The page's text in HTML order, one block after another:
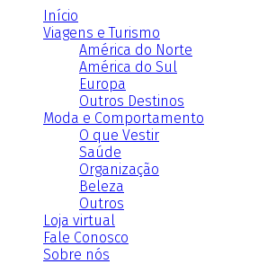
Início
Viagens e Turismo
América do Norte
América do Sul
Europa
Outros Destinos
Moda e Comportamento
O que Vestir
Saúde
Organização
Beleza
Outros
Loja virtual
Fale Conosco
Sobre nós